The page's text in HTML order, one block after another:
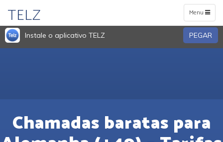
Toggle
navigation
Menu
TELZ
Instale o aplicativo TELZ PEGAR
Chamadas baratas para